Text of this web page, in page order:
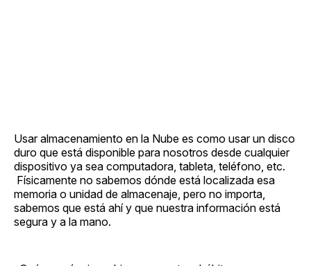
Usar almacenamiento en la Nube es como usar un disco
duro que está disponible para nosotros desde cualquier
dispositivo ya sea computadora, tableta, teléfono, etc.
Físicamente no sabemos dónde está localizada esa
memoria o unidad de almacenaje, pero no importa,
sabemos que está ahí y que nuestra información está
segura y a la mano.